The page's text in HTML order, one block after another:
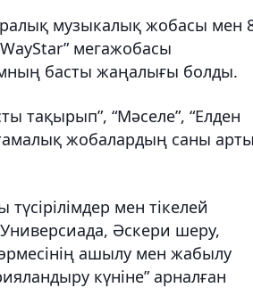
музыкалық жобасы мен
мегажобасы
басты жаңалығы болды.
тақырып”, “Мәселе”, “Елден
жобалардың саны
мен тікелей
Әскери шеру,
ашылу мен жабылу
күніне” арналған